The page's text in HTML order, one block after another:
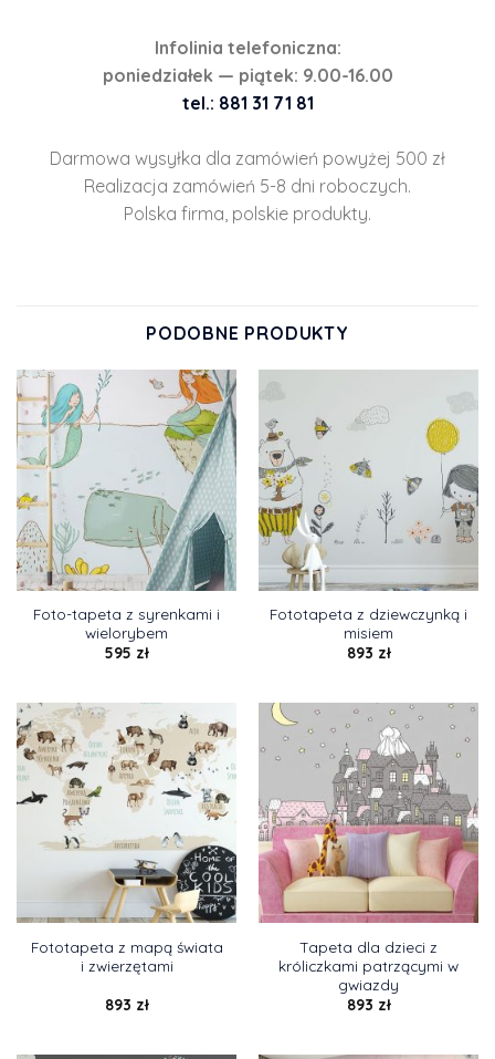
Infolinia telefoniczna:
poniedziałek — piątek: 9.00-16.00
tel.: 881 31 71 81
Darmowa wysyłka dla zamówień powyżej 500 zł
Realizacja zamówień 5-8 dni roboczych.
Polska firma, polskie produkty.
PODOBNE PRODUKTY
Foto-tapeta z syrenkami i
wielorybem
595 zł
Fototapeta z dziewczynką i
misiem
893 zł
Fototapeta z mapą świata
i zwierzętami
893 zł
Tapeta dla dzieci z
króliczkami patrzącymi w
gwiazdy
893 zł